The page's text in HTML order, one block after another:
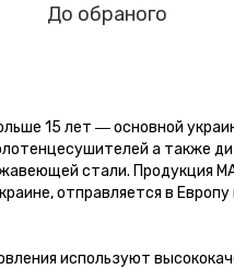
До обраного
15 лет ― основной
а также
стали. Продукция
отправляется в
используют